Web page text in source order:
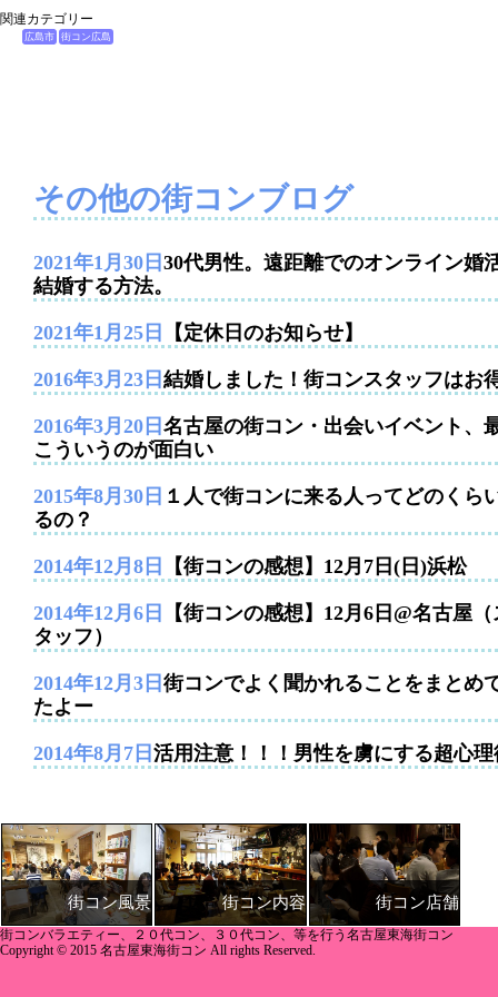
関連カテゴリー
広島市 街コン広島
その他の街コンブログ
2021年1月30日 30代男性。遠距離でのオンライン婚
結婚する方法。
2021年1月25日 【定休日のお知らせ】
2016年3月23日 結婚しました！街コンスタッフはお
2016年3月20日 名古屋の街コン・出会いイベント、
こういうのが面白い
2015年8月30日 １人で街コンに来る人ってどのくら
るの？
2014年12月8日 【街コンの感想】12月7日(日)浜松
2014年12月6日
【街コンの感想】12月6日@名古屋（
タッフ）
2014年12月3日 街コンでよく聞かれることをまとめ
たよー
2014年8月7日 活用注意！！！男性を虜にする超心理
街コン風景 街コン内容 街コン店舗
街コンバラエティー、２０代コン、３０代コン、等を行う名古屋東海街コン
Copyright © 2015 名古屋東海街コン All rights Reserved.